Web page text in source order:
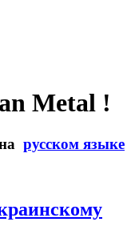
Metal !
русском языке